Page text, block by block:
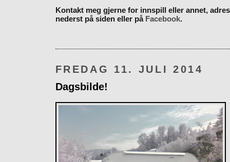
Kontakt meg gjerne for innspill eller annet,
nederst på siden eller på Facebook.
FREDAG 11. JULI 2014
Dagsbilde!